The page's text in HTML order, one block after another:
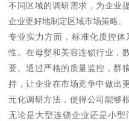
不同区域的调研需求，为企业
企业更好地制定区域市场策略。
专业实力方面，标准化质控
性。在母婴和美容连锁行业，
要。通过严格的质量监控，群
持，让企业在市场竞争中做出
元化调研方法，使得公司能够
无论是大型连锁企业还是小